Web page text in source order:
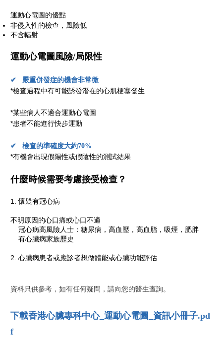
運動心電圖的優點
非侵入性的檢查，風險低
不含輻射
運動心電圖風險/局限性
✔ 嚴重併發症的機會非常微
*檢查過程中有可能誘發潛在的心肌梗塞發生
*某些病人不適合運動心電圖
*患者不能進行快步運動
✔ 檢查的準確度大約70%
*有機會出現假陽性或假陰性的測試結果
什麼時候需要考慮接受檢查？
懷疑有冠心病
不明原因的心口痛或心口不適
冠心病高風險人士：糖尿病，高血壓，高血脂，吸煙，肥胖
有心臟病家族歷史
心臟病患者或應診者想做體能或心臟功能評估
資料只供參考，如有任何疑問，請向您的醫生查詢。
下載香港心臟專科中心_運動心電圖_資訊小冊子.pd
f